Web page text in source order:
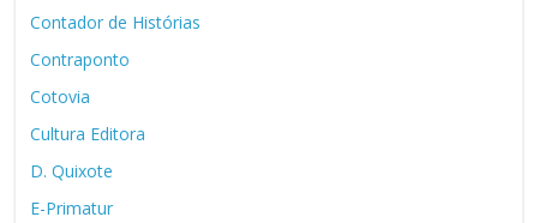
Contador de Histórias
Contraponto
Cotovia
Cultura Editora
D. Quixote
E-Primatur